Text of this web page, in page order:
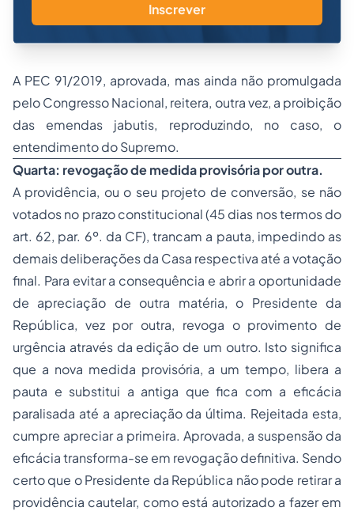
Inscrever
A PEC 91/2019, aprovada, mas ainda não promulgada
pelo Congresso Nacional, reitera, outra vez, a proibição
das emendas jabutis, reproduzindo, no caso, o
entendimento do Supremo.
Quarta: revogação de medida provisória por outra.
A providência, ou o seu projeto de conversão, se não
votados no prazo constitucional (45 dias nos termos do
art. 62, par. 6º. da CF), trancam a pauta, impedindo as
demais deliberações da Casa respectiva até a votação
final. Para evitar a consequência e abrir a oportunidade
de apreciação de outra matéria, o Presidente da
República, vez por outra, revoga o provimento de
urgência através da edição de um outro. Isto significa
que a nova medida provisória, a um tempo, libera a
pauta e substitui a antiga que fica com a eficácia
paralisada até a apreciação da última. Rejeitada esta,
cumpre apreciar a primeira. Aprovada, a suspensão da
eficácia transforma-se em revogação definitiva. Sendo
certo que o Presidente da República não pode retirar a
providência cautelar, como está autorizado a fazer em